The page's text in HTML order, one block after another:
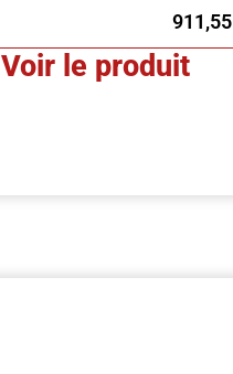
911,55
Voir le produit